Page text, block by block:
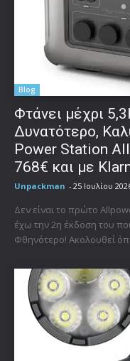
Blog
Φτάνει μέχρι
Δυνατότερο,
Power Station
768€ και με
Unpackman - 25 Ιουλίου
Δεν είναι το πρώτο
έχω την 2η έκδοση του
Φθηνότερο! Ακολουθεί